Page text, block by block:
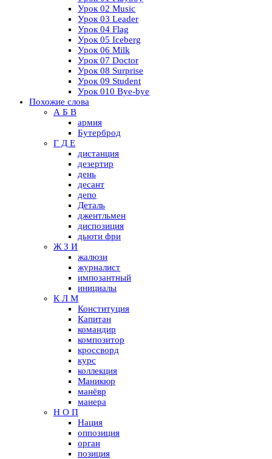
Урок 02 Music
Урок 03 Leader
Урок 04 Flag
Урок 05 Iceberg
Урок 06 Milk
Урок 07 Doctor
Урок 08 Surprise
Урок 09 Student
Урок 010 Bye-bye
Похожие слова
А Б В
армия
Бутерброд
Г Д Е
дистанция
дезертир
день
десант
депо
Деталь
джентльмен
диспозиция
дьюти фри
Ж З И
жалюзи
журналист
импозантный
инициалы
К Л М
Конституция
Капитан
командир
композитор
кроссворд
курс
коллекция
Маникюр
манёвр
манера
Н О П
Нация
оппозиция
орган
позиция